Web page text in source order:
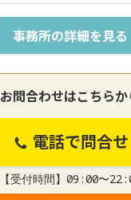
事務所の詳細を見る
お問合わせはこちらか
電話で問合せ
【受付時間】09:00〜